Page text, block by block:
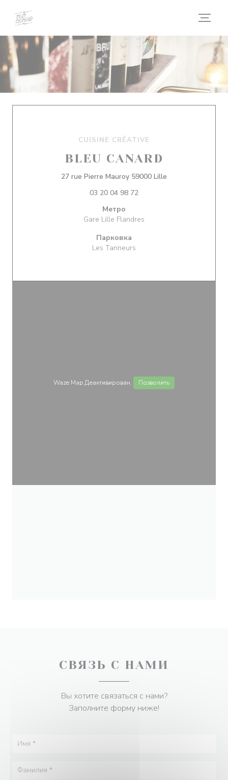
CUISINE CRÉATIVE
BLEU CANARD
27 rue Pierre Mauroy 59000 Lille
03 20 04 98 72
Метро
Gare Lille Flandres
Парковка
Les Tanneurs
Waze Map Деактивирован. Позволить
СВЯЗЬ С НАМИ
Вы хотите связаться с нами?
Заполните форму ниже!